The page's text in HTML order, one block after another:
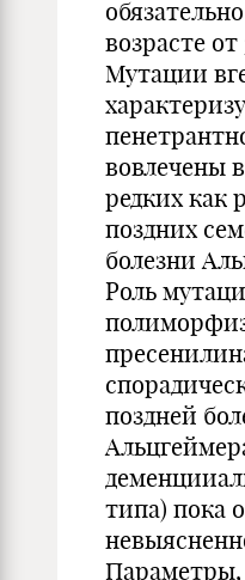
возрасте от
Мутации
вовлечены
редких как
поздних
болезни
Роль
поздней
типа) пока